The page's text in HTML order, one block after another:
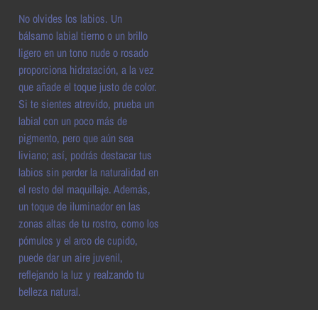
No olvides los labios. Un
bálsamo labial tierno o un brillo
ligero en un tono nude o rosado
proporciona hidratación, a la vez
que añade el toque justo de color.
Si te sientes atrevido, prueba un
labial con un poco más de
pigmento, pero que aún sea
liviano; así, podrás destacar tus
labios sin perder la naturalidad en
el resto del maquillaje. Además,
un toque de iluminador en las
zonas altas de tu rostro, como los
pómulos y el arco de cupido,
puede dar un aire juvenil,
reflejando la luz y realzando tu
belleza natural.